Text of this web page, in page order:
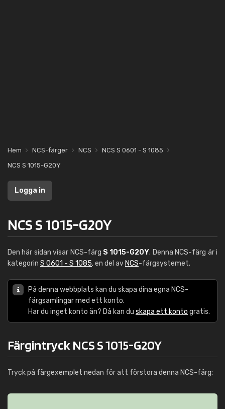
Hem NCS-färger NCS
NCS S 0601 - S 1085
NCS S 1015-G20Y
Logga in
NCS S 1015-G20Y
Den här sidan visar NCS-färg S 1015-G20Y. Denna NCS-färg är i
kategorin S 0601 - S 1085, en del av NCS-färgsystemet.
På denna webbplats kan du skapa dina egna NCS-
färgsamlingar med ett konto.
Har du inget konto än? Då kan du skapa ett konto gratis.
Färgintryck NCS S 1015-G20Y
Tryck på färgexemplet nedan för att förstora denna NCS-färg: